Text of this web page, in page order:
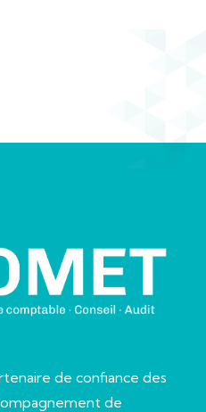
de confiance des
de